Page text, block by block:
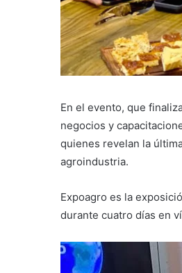
En el evento, que
negocios y
quienes revelan la
agroindustria.
Expoagro es la
durante cuatro días en